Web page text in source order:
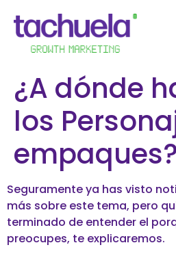
¿A dónde
los
empaques?
Seguramente ya has visto
más sobre este tema, pero
terminado de entender el
preocupes, te explicaremos.